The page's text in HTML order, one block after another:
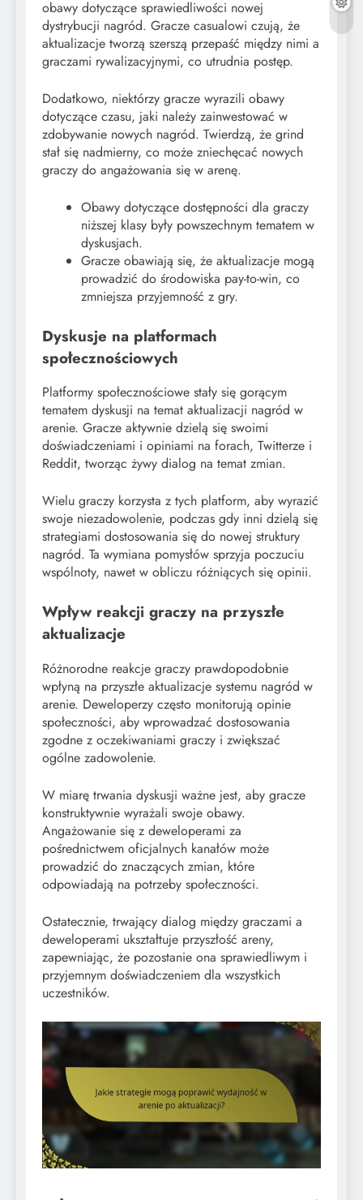
obawy dotyczące sprawiedliwości nowej
dystrybucji nagród. Gracze casualowi czują, że
aktualizacje tworzą szerszą przepaść między nimi a
graczami rywalizacyjnymi, co utrudnia postęp.
Dodatkowo, niektórzy gracze wyrazili obawy
dotyczące czasu, jaki należy zainwestować w
zdobywanie nowych nagród. Twierdzą, że grind
stał się nadmierny, co może zniechęcać nowych
graczy do angażowania się w arenę.
Obawy dotyczące dostępności dla graczy
niższej klasy były powszechnym tematem w
dyskusjach.
Gracze obawiają się, że aktualizacje mogą
prowadzić do środowiska pay-to-win, co
zmniejsza przyjemność z gry.
Dyskusje na platformach
społecznościowych
Platformy społecznościowe stały się gorącym
tematem dyskusji na temat aktualizacji nagród w
arenie. Gracze aktywnie dzielą się swoimi
doświadczeniami i opiniami na forach, Twitterze i
Reddit, tworząc żywy dialog na temat zmian.
Wielu graczy korzysta z tych platform, aby wyrazić
swoje niezadowolenie, podczas gdy inni dzielą się
strategiami dostosowania się do nowej struktury
nagród. Ta wymiana pomysłów sprzyja poczuciu
wspólnoty, nawet w obliczu różniących się opinii.
Wpływ reakcji graczy na przyszłe
aktualizacje
Różnorodne reakcje graczy prawdopodobnie
wpłyną na przyszłe aktualizacje systemu nagród w
arenie. Deweloperzy często monitorują opinie
społeczności, aby wprowadzać dostosowania
zgodne z oczekiwaniami graczy i zwiększać
ogólne zadowolenie.
W miarę trwania dyskusji ważne jest, aby gracze
konstruktywnie wyrażali swoje obawy.
Angażowanie się z deweloperami za
pośrednictwem oficjalnych kanałów może
prowadzić do znaczących zmian, które
odpowiadają na potrzeby społeczności.
Ostatecznie, trwający dialog między graczami a
deweloperami ukształtuje przyszłość areny,
zapewniając, że pozostanie ona sprawiedliwym i
przyjemnym doświadczeniem dla wszystkich
uczestników.